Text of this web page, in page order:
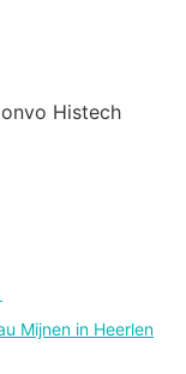
Histech
Mijnen in Heerlen